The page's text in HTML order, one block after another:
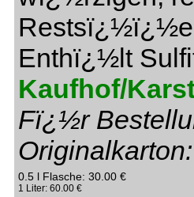
Restsï¿½ï¿½e
Enthï¿½lt
Kaufhof/
Fï¿½r
Originalkarton:
0.5 l Flasche: 30.00 €
1 Liter: 60.00 €